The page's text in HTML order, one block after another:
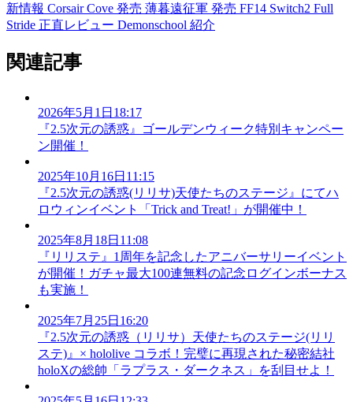
新情報 Corsair Cove 発売 薄暮遠征軍 発売 FF14 Switch2 Full
Stride 正直レビュー Demonschool 紹介
関連記事
2026年5月1日18:17
『2.5次元の誘惑』ゴールデンウィーク特別キャンペー
ン開催！
2025年10月16日11:15
『2.5次元の誘惑(リリサ)天使たちのステージ』にてハ
ロウィンイベント「Trick and Treat!」が開催中！
2025年8月18日11:08
『リリステ』1周年を記念したアニバーサリーイベント
が開催！ガチャ最大100連無料の記念ログインボーナス
も実施！
2025年7月25日16:20
『2.5次元の誘惑（リリサ）天使たちのステージ(リリ
ステ)』× hololive コラボ！完璧に再現された秘密結社
holoXの総帥「ラプラス・ダークネス」を刮目せよ！